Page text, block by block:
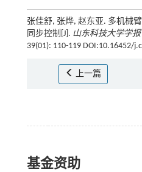
张佳舒, 张烨, 赵东亚. 多机械
同步控制[J]. 山东科技大学学报
39(01): 110-119 DOI:10.16452/
上一篇
基金资助